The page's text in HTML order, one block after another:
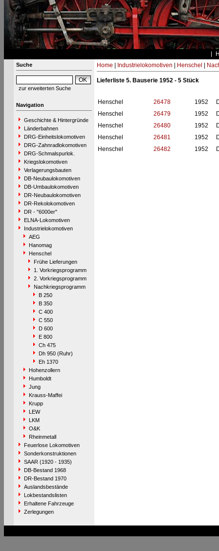
Suche
zur erweiterten Suche
Navigation
Geschichte & Hintergründe
Länderbahnen
DRG-Einheitslokomotiven
DRG-Zahnradlokomotiven
DRG-Schmalspurlok.
Kriegslokomotiven
Verlagerungsbauten
DB-Neubaulokomotiven
DB-Umbaulokomotiven
DR-Neubaulokomotiven
DR-Rekolokomotiven
DR - "6000er"
ELNA-Lokomotiven
Industrielokomotiven
AEG
Hanomag
Henschel
Frühe Lieferungen
1. Vorkriegsprogramm
2. Vorkriegsprogramm
Nachkriegsprogramm
B 250
B 350
C 400
C 550
D 600
E 800
Ch 475
Dh 950 (Ruhr)
Eh 1370
Hohenzollern
Humboldt
Jung
Krauss-Maffei
Krupp
LEW
LKM
O&K
Rheinmetall
Feuerlose Lokomotiven
Sonderkonstruktionen
SAAR (1920 - 1935)
DB-Bestand 1968
DR-Bestand 1970
Auslandsbestände
Lokbestandslisten
Erhaltene Fahrzeuge
Zerlegungen
Home Industrielokomotiven Henschel
Lieferliste 5. Bauserie 1952 - 5 Stück
Henschel 26478 1952
Henschel
26479 1952
Henschel
26480 1952
Henschel
26481 1952
Henschel
26482 1952